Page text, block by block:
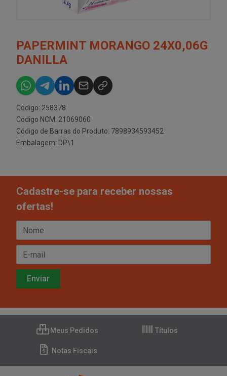
PAPERMINT MORANGO 24X0,06G
DANILLA
Código: 258378
Código NCM: 21069060
Código de Barras do Produto: 7898934593452
Embalagem: DP\1
Cadastre-se para receber nossas
ofertas!
Meus Pedidos Títulos
Notas Fiscais